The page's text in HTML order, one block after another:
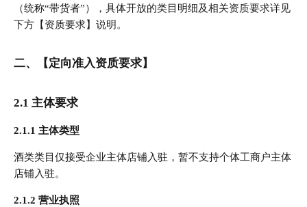
（统称“带货者”）
，具体开放的类目明细及相关资质要求详见
下方【资质要求】说明。
二、【定向准入资质要求】
2.1 主体要求
2.1.1 主体类型
酒类类目仅接受企业主体店铺入驻，暂不支持个体工商户主体
店铺入驻。
2.1.2 营业执照